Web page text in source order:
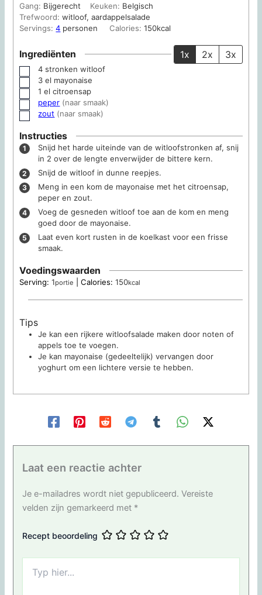
Gang: Bijgerecht Keuken: Belgisch
Trefwoord:witloof, aardappelsalade
Servings:4 personen Calories:150kcal
Ingrediënten 1x 2x 3x
▢
4 stronken witloof
▢
3 el mayonaise
▢
1 el citroensap
▢
peper (naar smaak)
▢
zout (naar smaak)
Instructies
Snijd het harde uiteinde van de witloofstronken af, snij
in 2 over de lengte enverwijder de bittere kern.
Snijd de witloof in dunne reepjes.
Meng in een kom de mayonaise met het citroensap,
peper en zout.
Voeg de gesneden witloof toe aan de kom en meng
goed door de mayonaise.
Laat even kort rusten in de koelkast voor een frisse
smaak.
Voedingswaarden
Serving:1portie |Calories:150kcal
Tips
Je kan een rijkere witloofsalade maken door noten of
appels toe te voegen.
Je kan mayonaise (gedeeltelijk) vervangen door
yoghurt om een lichtere versie te hebben.
Laat een reactie achter
Je e-mailadres wordt niet gepubliceerd. Vereiste
velden zijn gemarkeerd met *
Recept beoordeling
hier...